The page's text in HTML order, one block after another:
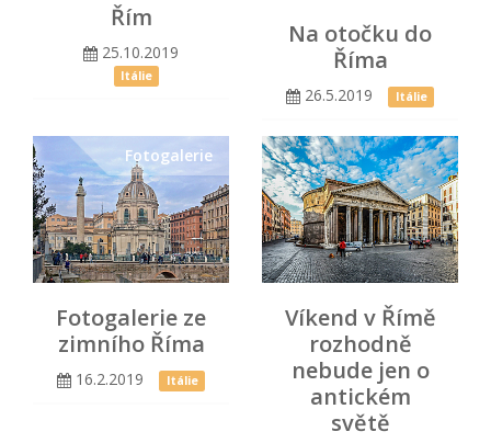
Řím
25.10.2019
Itálie
Na otočku do
Říma
26.5.2019 Itálie
Fotogalerie
Fotogalerie ze
zimního Říma
16.2.2019 Itálie
Víkend v Římě
rozhodně
nebude jen o
antickém
světě